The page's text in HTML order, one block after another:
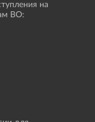
на
ВО: